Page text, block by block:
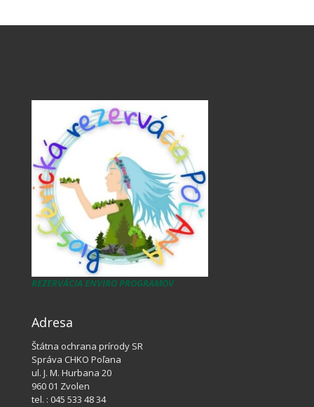
REZERVÁCIA ENVIRO PROGRAMOV
Adresa
Štátna ochrana prírody SR
Správa CHKO Poľana
ul. J. M. Hurbana 20
960 01 Zvolen
tel. : 045 533 48 34